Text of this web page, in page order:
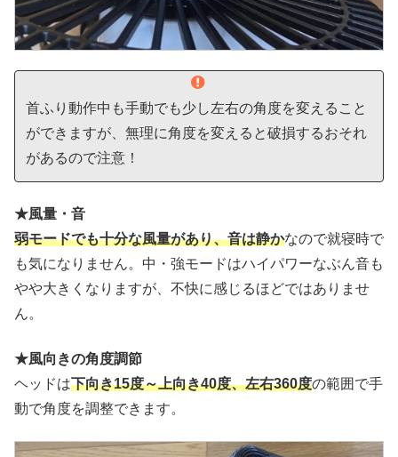
首ふり動作中も手動でも少し左右の角度を変えること
ができますが、無理に角度を変えると破損するおそれ
があるので注意！
★風量・音
弱モードでも十分な風量があり、音は静かなので就寝時で
も気になりません。中・強モードはハイパワーなぶん音も
やや大きくなりますが、不快に感じるほどではありませ
ん。
★風向きの角度調節
ヘッドは下向き15度～上向き40度、左右360度の範囲で手
動で角度を調整できます。